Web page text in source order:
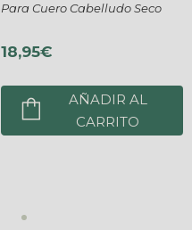
Para Cuero Cabelludo Seco
18,95€
AÑADIR AL
CARRITO